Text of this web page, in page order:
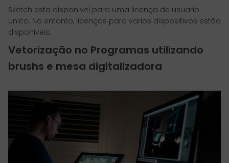
Sketch esta disponivel para uma licença de usuario
unico. No entanto, licenças para varios dispositivos estão
disponiveis.
Vetorização no Programas utilizando
brushs e mesa digitalizadora